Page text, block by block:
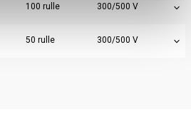
100 rulle 300/500 V
50 rulle 300/500 V